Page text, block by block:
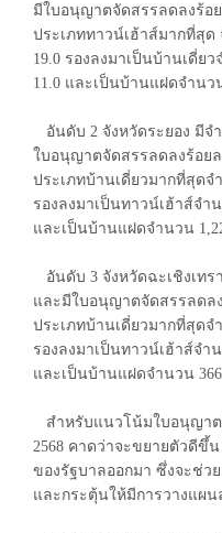
มีใบอนุญาตจัดสรรลดลงร้อ
ประเภททาวน์เฮ้าส์มากที่สุด
19.0 รองลงมาเป็นบ้านเดี่ย
11.0 และเป็นบ้านแฝดจำนว
อันดับ 2 จังหวัดระยอง มีจ
ใบอนุญาตจัดสรรลดลงร้อย
ประเภทบ้านเดี่ยวมากที่สุดจ
รองลงมาเป็นทาวน์เฮ้าส์จำ
และเป็นบ้านแฝดจำนวน
อันดับ 3 จังหวัดฉะเชิงเทร
และมีใบอนุญาตจัดสรรลดล
ประเภทบ้านเดี่ยวมากที่สุดจ
รองลงมาเป็นทาวน์เฮ้าส์จำ
และเป็นบ้านแฝดจำนวน
สำหรับแนวโน้มใบอนุญาต
2568 คาดว่าจะขยายตัวดีขึ้
ของรัฐบาลออกมา ซึ่งจะช่ว
และกระตุ้นให้มีการวางแผ